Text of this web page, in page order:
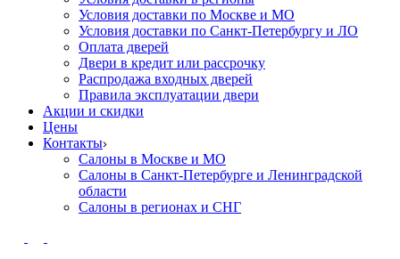
Условия доставки по Москве и МО
Условия доставки по Санкт-Петербургу и ЛО
Оплата дверей
Двери в кредит или рассрочку
Распродажа входных дверей
Правила эксплуатации двери
Акции и скидки
Цены
Контакты
Салоны в Москве и МО
Салоны в Санкт-Петербурге и Ленинградской
области
Салоны в регионах и СНГ